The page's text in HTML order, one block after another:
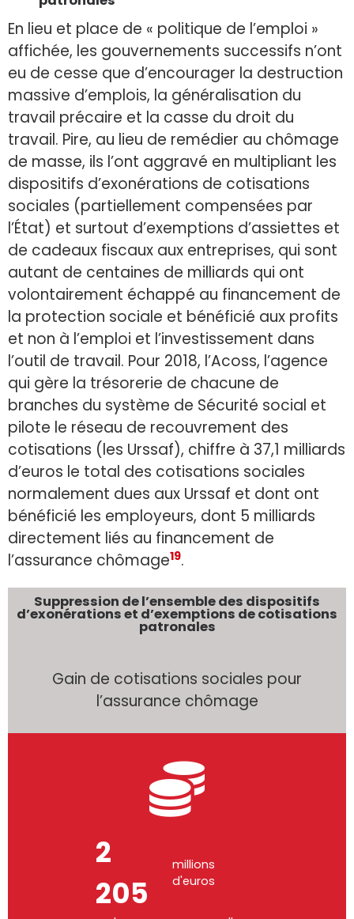
En lieu et place de « politique de l’emploi »
affichée, les gouvernements successifs n’ont
eu de cesse que d’encourager la destruction
massive d’emplois, la généralisation du
travail précaire et la casse du droit du
travail. Pire, au lieu de remédier au chômage
de masse, ils l’ont aggravé en multipliant les
dispositifs d’exonérations de cotisations
sociales (partiellement compensées par
l’État) et surtout d’exemptions d’assiettes et
de cadeaux fiscaux aux entreprises, qui sont
autant de centaines de milliards qui ont
volontairement échappé au financement de
la protection sociale et bénéficié aux profits
et non à l’emploi et l’investissement dans
l’outil de travail. Pour 2018, l’Acoss, l’agence
qui gère la trésorerie de chacune de
branches du système de Sécurité social et
pilote le réseau de recouvrement des
cotisations (les Urssaf), chiffre à 37,1 milliards
d’euros le total des cotisations sociales
normalement dues aux Urssaf et dont ont
bénéficié les employeurs, dont 5 milliards
directement liés au financement de
l’assurance chômage19.
Suppression de l’ensemble des dispositifs
d’exonérations et d’exemptions de cotisations
patronales
Gain de cotisations sociales pour
l’assurance chômage
4
236
millions
d'euros